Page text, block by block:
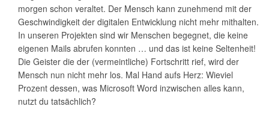
morgen schon veraltet. Der Mensch kann zunehmend mit der
Geschwindigkeit der digitalen Entwicklung nicht mehr mithalten.
In unseren Projekten sind wir Menschen begegnet, die keine
eigenen Mails abrufen konnten … und das ist keine Seltenheit!
Die Geister die der (vermeintliche) Fortschritt rief, wird der
Mensch nun nicht mehr los. Mal Hand aufs Herz: Wieviel
Prozent dessen, was Microsoft Word inzwischen alles kann,
nutzt du tatsächlich?